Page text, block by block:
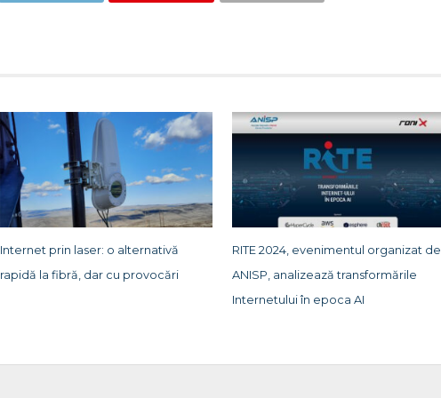
Internet prin laser: o alternativă
rapidă la fibră, dar cu provocări
RITE 2024, evenimentul organizat de
ANISP, analizează transformările
Internetului în epoca AI